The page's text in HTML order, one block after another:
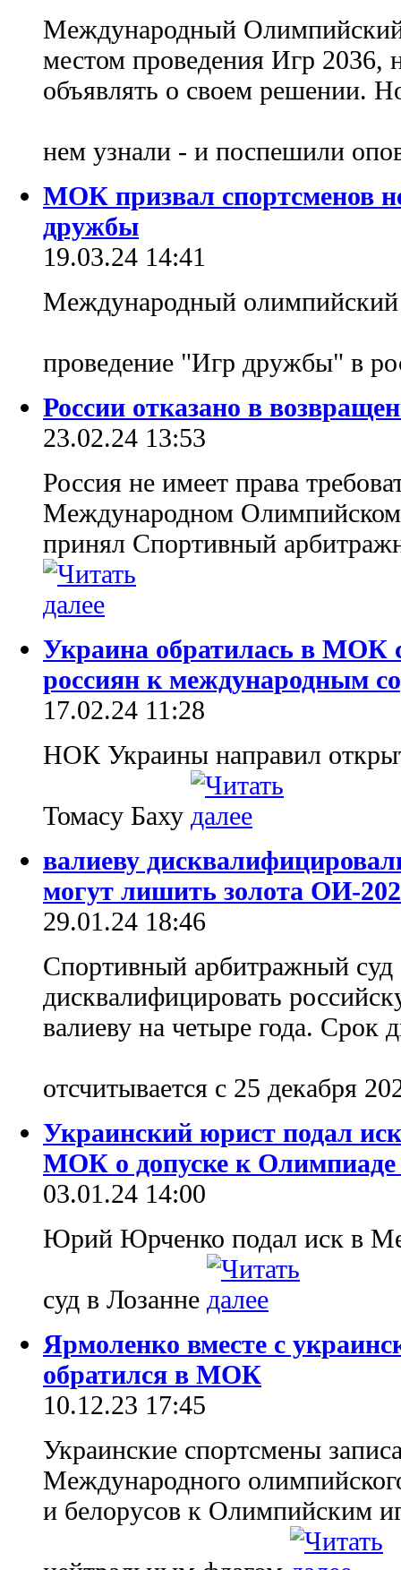
Международный
местом проведения Игр 2036,
объявлять о своем решении.
нем узнали - и поспешили
МОК призвал спортсменов
дружбы
19.03.24 14:41
Международный
проведение "Игр дружбы" в
России отказано в
23.02.24 13:53
Россия не имеет права
Международном Олимпийском
принял Спортивный
Украина обратилась в МОК
россиян к международным
17.02.24 11:28
НОК Украины направил
Томасу Баху
валиеву
могут лишить золота ОИ-
29.01.24 18:46
Спортивный арбитражный
дисквалифицировать
валиеву на четыре года. Срок
отсчитывается с 25 декабря
Украинский юрист подал
МОК о допуске к Олимпиаде
03.01.24 14:00
Юрий Юрченко подал иск в
суд в Лозанне
Ярмоленко вместе с
обратился в МОК
10.12.23 17:45
Украинские спортсмены
Международного
и белорусов к Олимпийским